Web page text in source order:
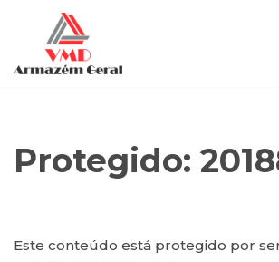
Pular
para
Protegido:
Este conteúdo está protegido por